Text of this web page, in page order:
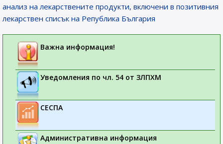
анализ на лекарствените продукти, включени в позитивния
лекарствен списък на Република България
Важна информация!
Уведомления по чл. 54 от ЗЛПХМ
СЕСПА
Административна информация